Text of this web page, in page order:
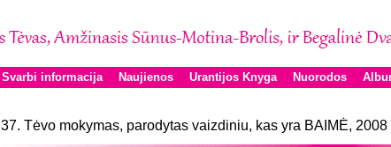
Svarbi informacija Naujienos Urantijos Knyga Nuorodos
37. Tėvo mokymas, parodytas vaizdiniu, kas yra BAIMĖ, 2008